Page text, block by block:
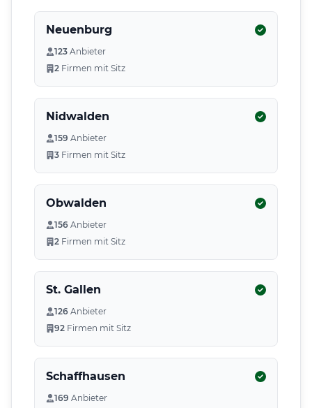
Neuenburg
123 Anbieter
2 Firmen mit Sitz
Nidwalden
159 Anbieter
3 Firmen mit Sitz
Obwalden
156 Anbieter
2 Firmen mit Sitz
St. Gallen
126 Anbieter
92 Firmen mit Sitz
Schaffhausen
169 Anbieter